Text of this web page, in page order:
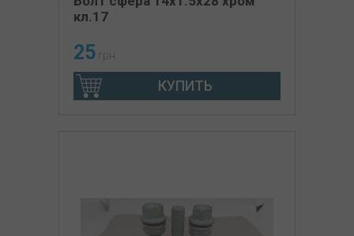
кл.17
25 грн
КУПИТЬ